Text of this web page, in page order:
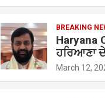
BREAKING
Haryana
ਹਰਿਆਣਾ
March 12,